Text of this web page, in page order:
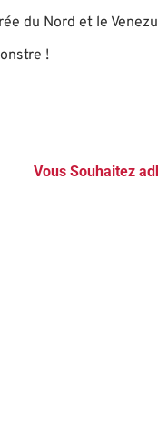
du Nord et le
!
Vous Souhaitez